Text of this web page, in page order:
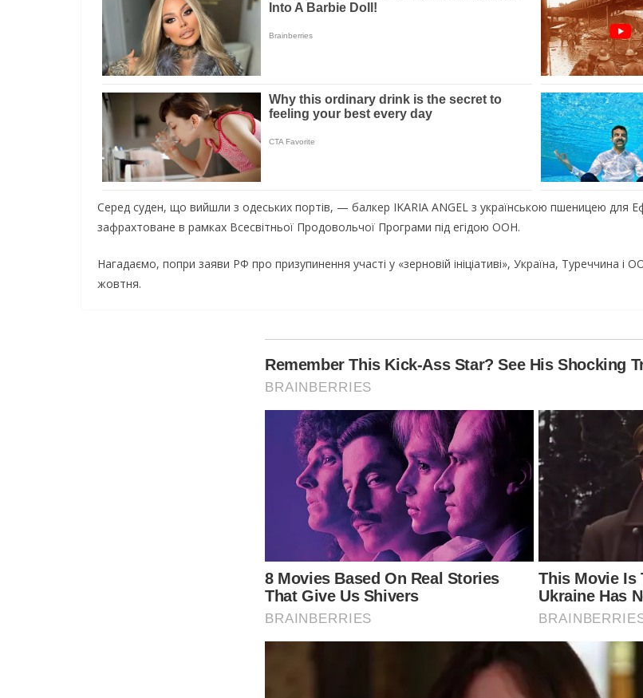
Серед суден, що вийшли з одеських портів, — балкер IKARIA ANGEL з українською пшеницею для
зафрахтоване в рамках Всесвітньої Продовольчої Програми під егідою ООН.
Нагадаємо, попри заяви РФ про призупинення участі у «зерновій ініціативі», Україна, Туреччина
жовтня.